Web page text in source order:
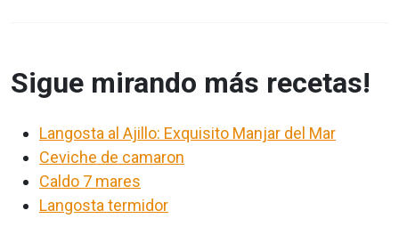
Sigue mirando más recetas!
Langosta al Ajillo: Exquisito Manjar del Mar
Ceviche de camaron
Caldo 7 mares
Langosta termidor